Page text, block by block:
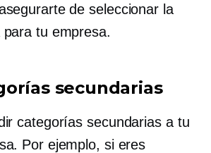
de seleccionar la
tu empresa.
secundarias
categorías secundarias a tu
Por ejemplo, si eres